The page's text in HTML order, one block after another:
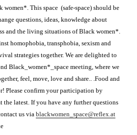
women*. This space (safe-space) should be
questions, ideas, knowledge about
and the living situations of Black women*.
homophobia, transphobia, sexism and
strategies together. We are delighted to
Black_women*_space meeting, where we
feel, move, love and share.. . Food and
Please confirm your participation by
the latest. If you have any further questions
us via blackwomen_space@reflex.at